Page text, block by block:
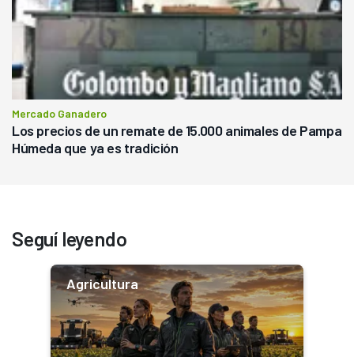
Mercado Ganadero
Los precios de un remate de 15.000 animales de Pampa
Húmeda que ya es tradición
Seguí leyendo
Agricultura